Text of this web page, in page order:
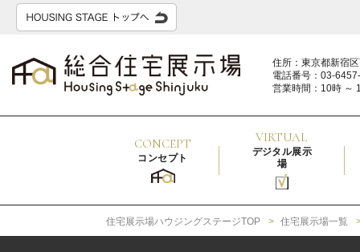
住所：東京都新宿
電話番号：03-
営業時間：10時 ～
CONCEPT
コンセプト
VIRTUAL
デジタル展示
場
住宅展示場ハウジングステージTOP 住宅展示場一覧